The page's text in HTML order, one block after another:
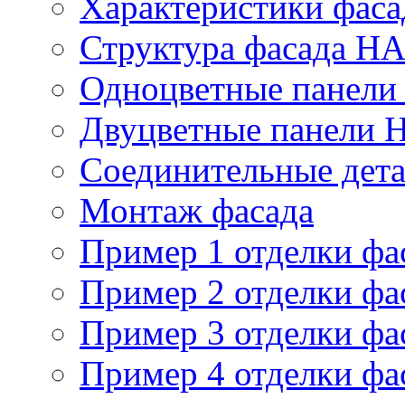
Структура фасада
Одноцветные
Двуцветные панели
Соединительные
Монтаж фасада
Пример 1 отделки
Пример 2 отделки
Пример 3 отделки
Пример 4 отделки